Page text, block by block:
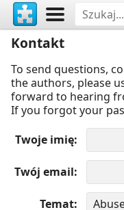
Kontakt
To send questions,
the authors, please
forward to hearing
If you forgot your
Twoje imię
Twój email
Temat